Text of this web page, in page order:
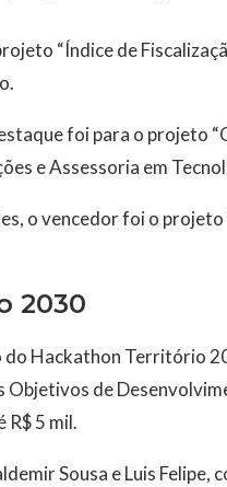
“Índice de
foi para o projeto
e Assessoria em
o vencedor foi o projeto
2030
do Hackathon Território
Objetivos de
5 mil.
Sousa e Luis Felipe,